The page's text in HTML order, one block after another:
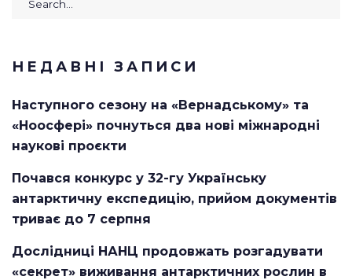
НЕДАВНІ ЗАПИСИ
Наступного сезону на «Вернадському» та
«Ноосфері» почнуться два нові міжнародні
наукові проєкти
Почався конкурс у 32-гу Українську
антарктичну експедицію, прийом документів
триває до 7 серпня
Дослідниці НАНЦ продовжать розгадувати
«секрет» виживання антарктичних рослин в